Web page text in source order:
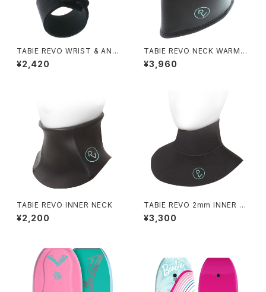
TABIE REVO WRIST & ANKL
E BAND
¥2,420
TABIE REVO NECK WARME
R
¥3,960
TABIE REVO INNER NECK
¥2,200
TABIE REVO 2mm INNER N
ECK
¥3,300